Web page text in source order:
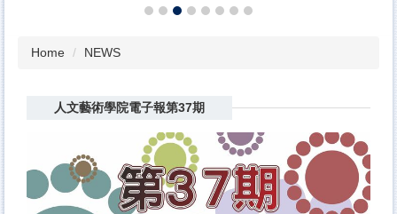
Home NEWS
人文藝術學院電子報第37期